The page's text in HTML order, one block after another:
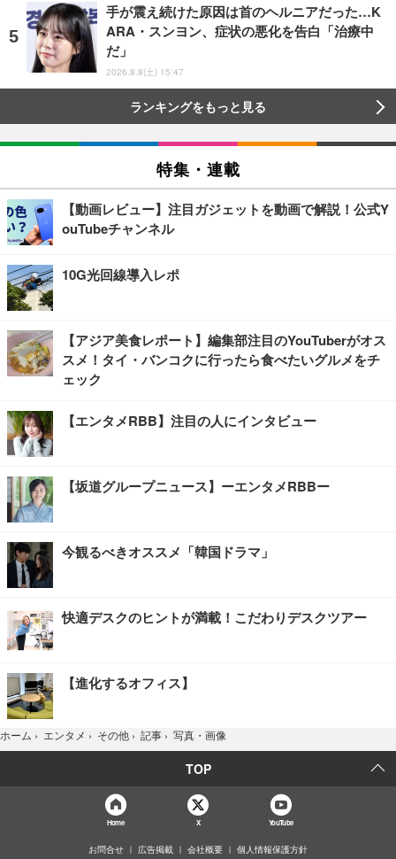
手が震え続けた原因は首のヘルニアだった…K
ARA・スンヨン、症状の悪化を告白「治療中
だ」
2026.8.8(土) 15:47
ランキングをもっと見る
特集・連載
【動画レビュー】注目ガジェットを動画で解説！公式Y
ouTubeチャンネル
10G光回線導入レポ
【アジア美食レポート】編集部注目のYouTuberがオス
スメ！タイ・バンコクに行ったら食べたいグルメをチ
ェック
【エンタメRBB】注目の人にインタビュー
【坂道グループニュース】ーエンタメRBBー
今観るべきオススメ「韓国ドラマ」
快適デスクのヒントが満載！こだわりデスクツアー
【進化するオフィス】
ホーム › エンタメ › その他 › 記事 › 写真・画像
TOP
Home X YouTube
お問合せ 広告掲載 会社概要 個人情報保護方針